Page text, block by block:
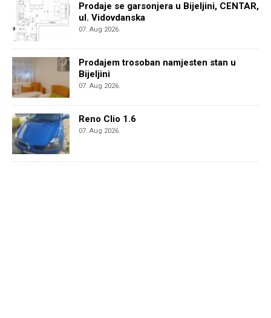
Prodaje se garsonjera u Bijeljini, CENTAR,
ul. Vidovdanska
07. Aug 2026.
Prodajem trosoban namjesten stan u
Bijeljini
07. Aug 2026.
Reno Clio 1.6
07. Aug 2026.